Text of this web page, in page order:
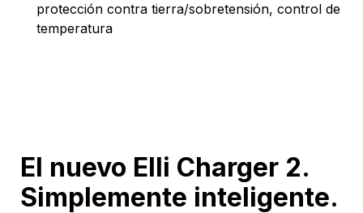
protección contra tierra/sobretensión, control de
temperatura
El nuevo Elli Charger 2.
Simplemente inteligente.